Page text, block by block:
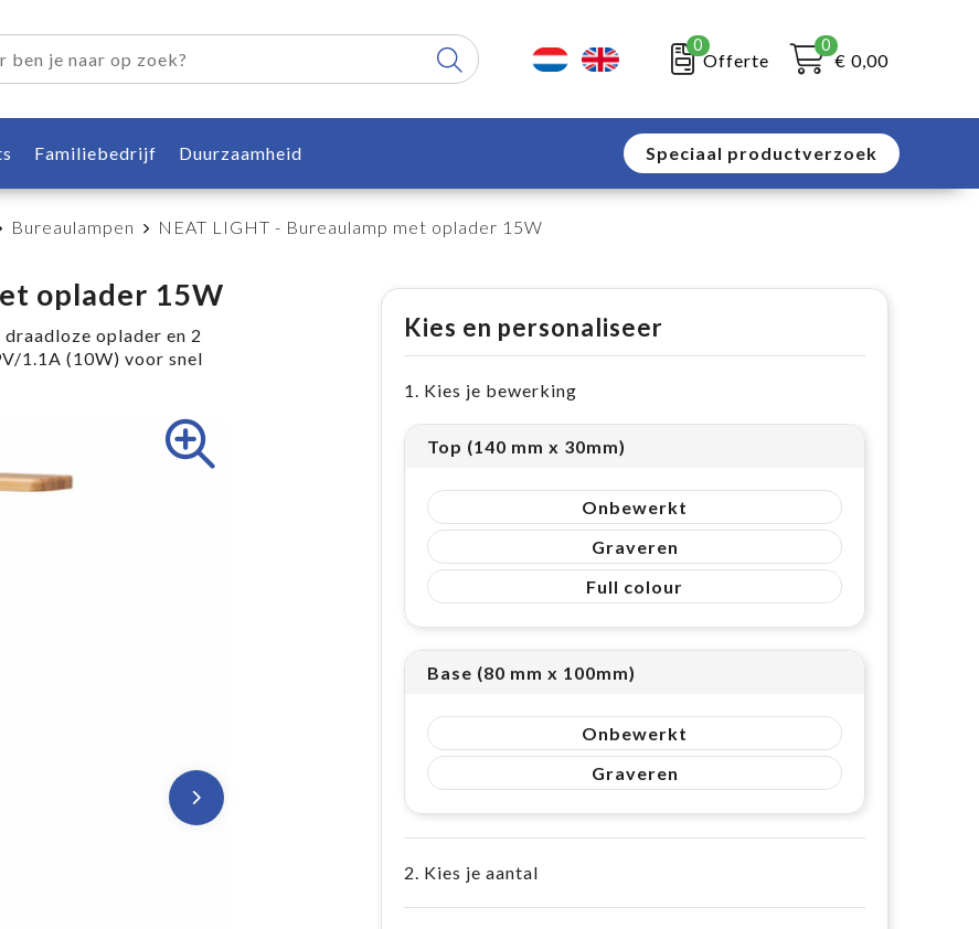
0
Offerte
0
€ 0,00
Familiebedrijf Duurzaamheid Speciaal productverzoek
Bureaulampen NEAT LIGHT - Bureaulamp met oplader 15W
oplader 15W
oplader en 2
1.1A (10W) voor snel
Kies en personaliseer
1. Kies je bewerking
Top (140 mm x 30mm)
Onbewerkt
Graveren
Full colour
Base (80 mm x 100mm)
Onbewerkt
Graveren
2. Kies je aantal